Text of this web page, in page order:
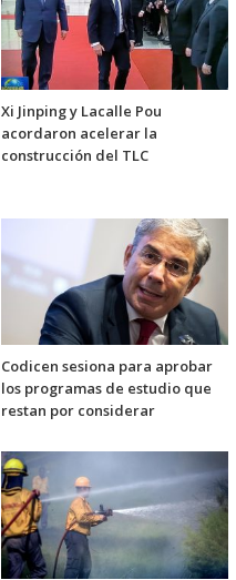
Xi Jinping y Lacalle Pou
acordaron acelerar la
construcción del TLC
Codicen sesiona para aprobar
los programas de estudio que
restan por considerar